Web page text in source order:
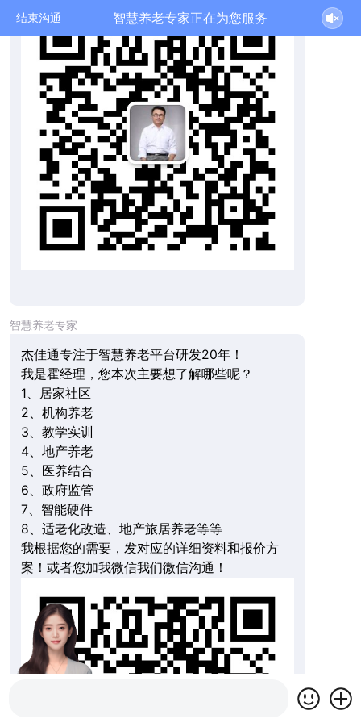
结束沟通 智慧养老专家正在为您服务
智慧养老专家
杰佳通专注于智慧养老平台研发20年！
我是霍经理，您本次主要想了解哪些呢？
1、居家社区
2、机构养老
3、教学实训
4、地产养老
5、医养结合
6、政府监管
7、智能硬件
8、适老化改造、地产旅居养老等等
我根据您的需要，发对应的详细资料和报价方
案！或者您加我微信我们微信沟通！